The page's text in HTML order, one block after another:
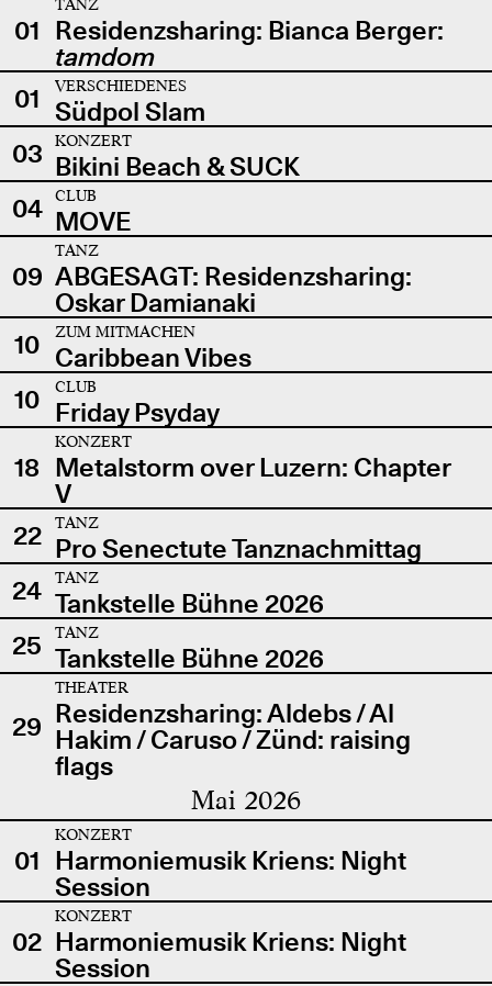
01
TANZ
Residenzsharing: Bianca Berger:
tamdom
01
VERSCHIEDENES
Südpol Slam
03
KONZERT
Bikini Beach & SUCK
04
CLUB
MOVE
09
TANZ
ABGESAGT: Residenzsharing:
Oskar Damianaki
10
ZUM MITMACHEN
Caribbean Vibes
10
CLUB
Friday Psyday
18
KONZERT
Metalstorm over Luzern: Chapter
V
22
TANZ
Pro Senectute Tanznachmittag
24
TANZ
Tankstelle Bühne 2026
25
TANZ
Tankstelle Bühne 2026
29
THEATER
Residenzsharing: Aldebs / Al
Hakim / Caruso / Zünd: raising
flags
Mai 2026
01
KONZERT
Harmoniemusik Kriens: Night
Session
02
KONZERT
Harmoniemusik Kriens: Night
Session